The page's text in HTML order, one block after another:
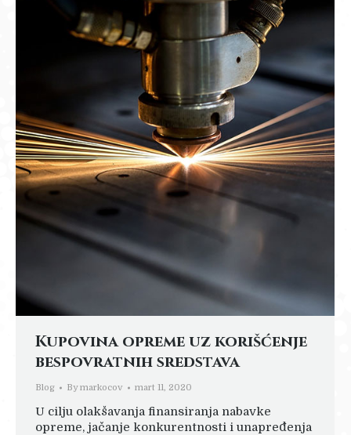
Kupovina opreme uz korišćenje
bespovratnih sredstava
Blog Bymarkocov mart 11, 2020
U cilju olakšavanja finansiranja nabavke
opreme, jačanje konkurentnosti i unapređenja